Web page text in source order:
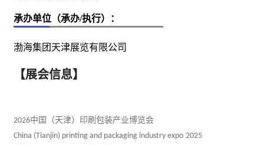
承办单位（承办/执行）：
渤海集团天津展览有限公司
【展会信息】
2026中国（天津） 印刷 包装产业博览会
China (Tianjin) printing and packaging industry expo 2025